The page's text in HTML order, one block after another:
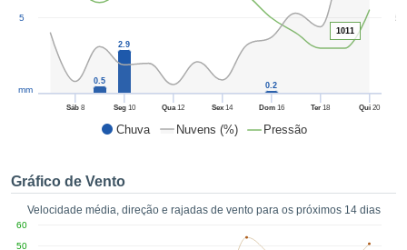
custo.
o
no
como
CONFIGURAÇÕES
Chuva Nuvens (%) Pressão
50
Sáb8 Seg10 Qua12 Sex 14 Dom16 Ter 18 Qui 20
5
mm
0.5
2.9
0.2
1011
Gráfico de Vento
Velocidade média, direção e rajadas de vento para os próximos 14 dias
50
60